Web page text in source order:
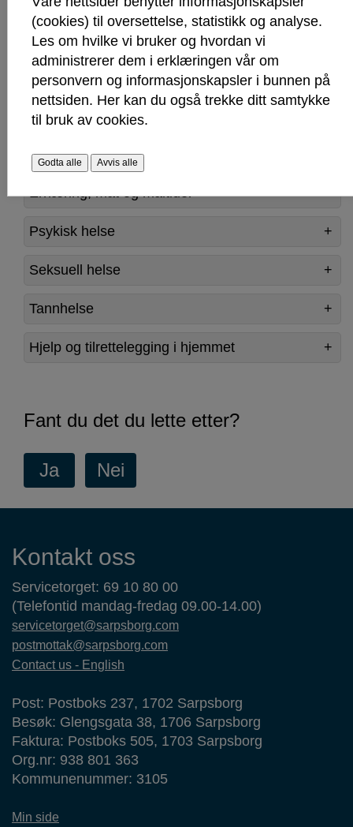
Økonomi og boforhold
Fritid/sosiale aktiviteter
Fysisk aktivitet og fysisk funksjon
Ivaretakelse av egen helse
Ernæring, mat og måltider
Psykisk helse
Seksuell helse
Tannhelse
Hjelp og tilrettelegging i hjemmet
Fant du det du lette etter?
Kontaktinformasjon
Kontakt oss
Servicetorget: 69 10 80 00
(Telefontid mandag-fredag 09.00-14.00)
servicetorget@sarpsborg.com
postmottak@sarpsborg.com
Contact us - English
Post: Postboks 237, 1702 Sarpsborg
Besøk: Glengsgata 38, 1706 Sarpsborg
Faktura: Postboks 505, 1703 Sarpsborg
Org.nr: 938 801 363
Kommunenummer: 3105
Min side
(cookies) til oversettelse, statistikk og analyse.
Les om hvilke vi bruker og hvordan vi
administrerer dem i erklæringen vår om
personvern og informasjonskapsler i bunnen på
nettsiden. Her kan du også trekke ditt samtykke
til bruk av cookies.
Godta alle Avvis alle